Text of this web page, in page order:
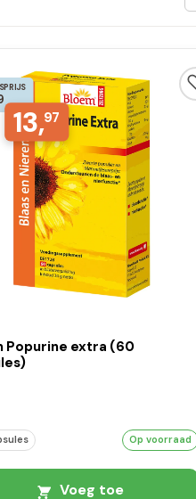
13,97
Popurine extra (60
Op voorraad
Voeg toe